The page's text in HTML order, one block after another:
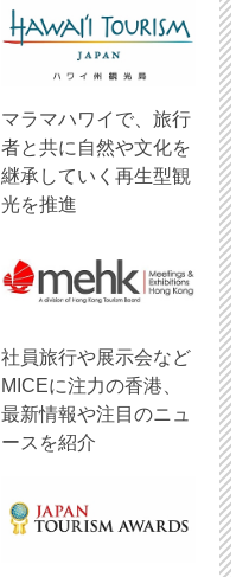
マラマハワイで、旅行
者と共に自然や文化を
継承していく再生型観
光を推進
社員旅行や展示会など
MICEに注力の香港、
最新情報や注目のニュ
ースを紹介